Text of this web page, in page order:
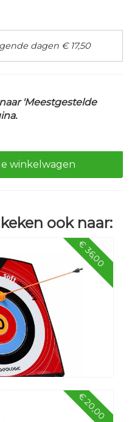
dagen € 17,50
'Meestgestelde
winkelwagen
ook naar:
€ 36,00
€ 20,00